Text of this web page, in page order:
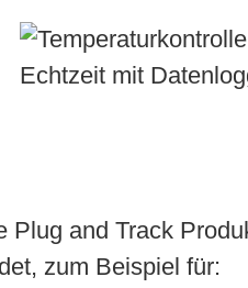
Plug and Track
zum Beispiel für: